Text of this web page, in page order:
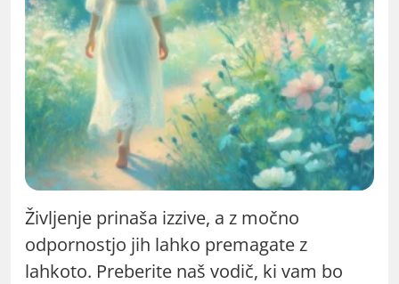
Življenje prinaša izzive, a z močno
odpornostjo jih lahko premagate z
lahkoto. Preberite naš vodič, ki vam bo